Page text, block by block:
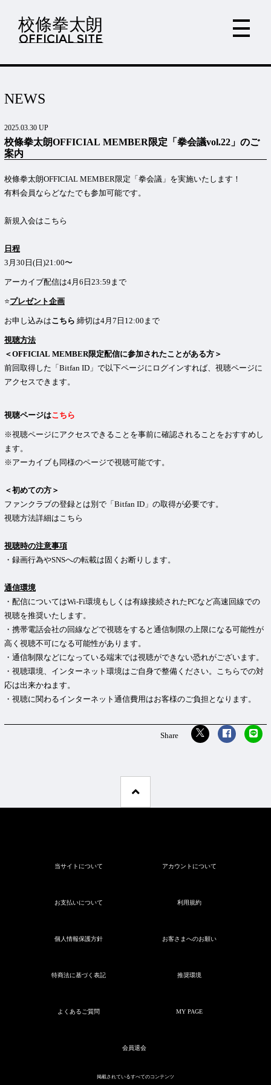
校條拳太朗
OFFICIAL SITE
NEWS
2025.03.30 UP
校條拳太朗OFFICIAL MEMBER限定「拳会議vol.22」のご
案内
校條拳太朗OFFICIAL MEMBER限定「拳会議」を実施いたします！
有料会員ならどなたでも参加可能です。
新規入会は こちら
日程
3月30日(日)21:00〜
アーカイブ配信は4月6日23:59まで
⭐️プレゼント企画
お申し込みはこちら 締切は4月7日12:00まで
視聴方法
＜OFFICIAL MEMBER限定配信に参加されたことがある方＞
前回取得した「Bitfan ID」で以下ページにログインすれば、視聴ページに
アクセスできます。
視聴ページはこちら
※視聴ページにアクセスできることを事前に確認されることをおすすめし
ます。
※アーカイブも同様のページで視聴可能です。
＜初めての方＞
ファンクラブの登録とは別で「Bitfan ID」の取得が必要です。
視聴方法詳細はこちら
視聴時の注意事項
・録画行為やSNSへの転載は固くお断りします。
通信環境
・配信についてはWi-Fi環境もしくは有線接続されたPCなど高速回線での
視聴を推奨いたします。
・携帯電話会社の回線などで視聴をすると通信制限の上限になる可能性が
高く視聴不可になる可能性があります。
・通信制限などになっている端末では視聴ができない恐れがございます。
・視聴環境、インターネット環境はご自身で整備ください。こちらでの対
応は出来かねます。
・視聴に関わるインターネット通信費用はお客様のご負担となります。
当サイトについて アカウントについて
お支払いについて 利用規約
個人情報保護方針 お客さまへのお願い
特商法に基づく表記 推奨環境
よくあるご質問 MY PAGE
会員退会
掲載されているすべてのコンテンツ